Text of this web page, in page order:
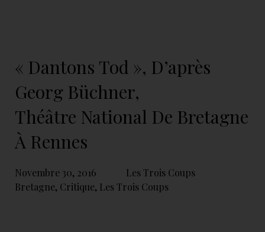
« Dantons Tod », D’après
Georg Büchner,
Théâtre National De Bretagne
À Rennes
Novembre 30, 2016
Les Trois Coups
Bretagne, Critique, Les Trois Coups